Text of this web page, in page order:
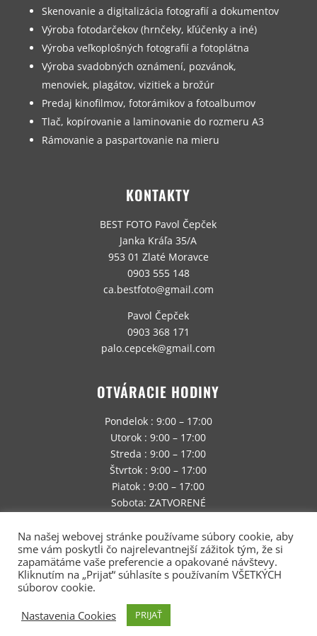
Skenovanie a digitalizácia fotografií a dokumentov
Výroba fotodarčekov (hrnčeky, kľúčenky a iné)
Výroba veľkoplošných fotografií a fotoplátna
Výroba svadobných oznámení, pozvánok,
menoviek, plagátov, vizitiek a brožúr
Predaj kinofilmov, fotorámikov a fotoalbumov
Tlač, kopírovanie a laminovanie do rozmeru A3
Rámovanie a paspartovanie na mieru
KONTAKTY
BEST FOTO Pavol Čepček
Janka Kráľa 35/A
953 01 Zlaté Moravce
0903 555 148
ca.bestfoto@gmail.com
Pavol Čepček
0903 368 171
palo.cepcek@gmail.com
OTVÁRACIE HODINY
Pondelok : 9:00 – 17:00
Utorok : 9:00 – 17:00
Streda : 9:00 – 17:00
Štvrtok : 9:00 – 17:00
Piatok : 9:00 – 17:00
Sobota: ZATVORENÉ
Fotografovanie na objednávku realizujeme aj
cez víkendy.
Na našej webovej stránke používame súbory cookie, aby
sme vám poskytli čo najrelevantnejší zážitok tým, že si
zapamätáme vaše preferencie a opakované návštevy.
Kliknutím na „Prijať“ súhlasíte s používaním VŠETKÝCH
súborov cookie.
Nastavenia Cookies
PRIJAŤ